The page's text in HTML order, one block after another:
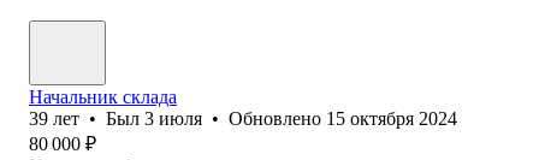
Начальник склада
39 лет • Был 3 июля • Обновлено 15 октября 2024
80 000 ₽